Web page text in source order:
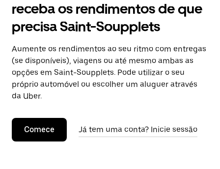
receba os rendimentos de que
precisa Saint-Soupplets
Aumente os rendimentos ao seu ritmo com entregas
(se disponíveis), viagens ou até mesmo ambas as
opções em Saint-Soupplets. Pode utilizar o seu
próprio automóvel ou escolher um aluguer através
da Uber.
Comece Já tem uma conta? Inicie sessão